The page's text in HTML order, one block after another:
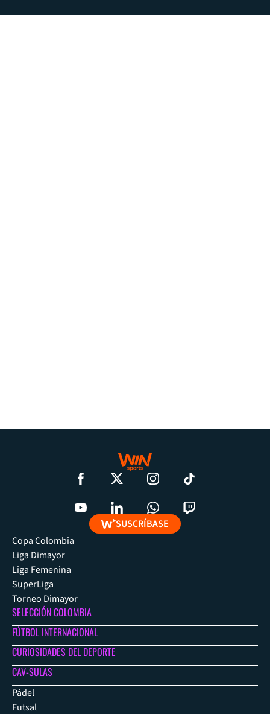
SUSCRÍBASE
Copa Colombia
Liga Dimayor
Liga Femenina
SuperLiga
Torneo Dimayor
SELECCIÓN COLOMBIA
FÚTBOL INTERNACIONAL
CURIOSIDADES DEL DEPORTE
CAV-SULAS
Pádel
Futsal